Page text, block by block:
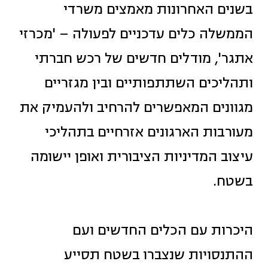
בשנים האחרונות מאמצים משרדי
הממשלה כלים עדכניים לפעולה – 'מכרזי
אתגר', מודלים חדשים של רכש חברתי
ותהליכים השתתפותיים ובין מגזריים
מגוונים המאפשרים להרחיב ולהעמיק את
מעורבות הארגונים אזרחיים בתהליכי
עיצוב המדיניות הציבורית ואופן יישומה
בשטח.
היכרות עם הכלים החדשים ועם
ההתנסויות שנצברו בשטח תסייע